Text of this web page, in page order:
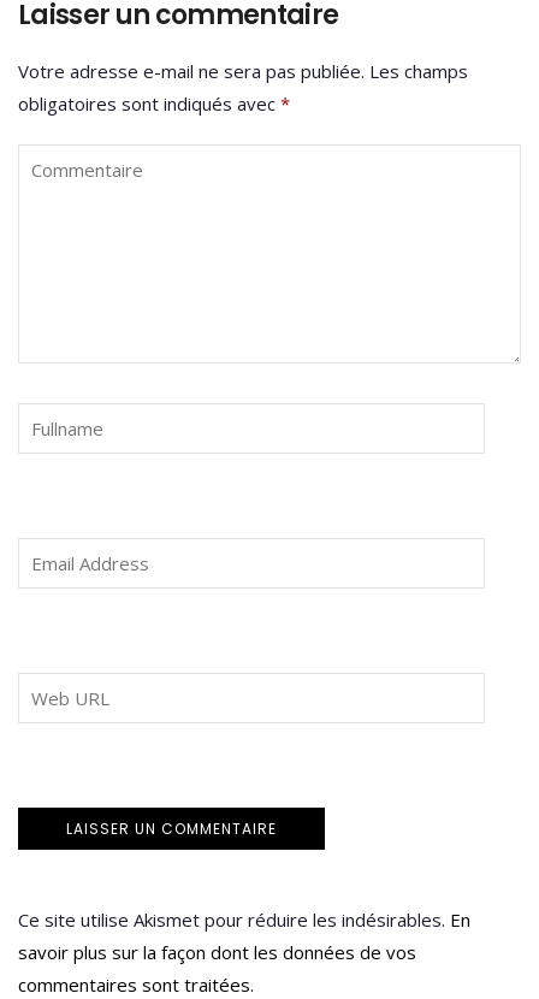
Laisser un commentaire
Votre adresse e-mail ne sera pas publiée. Les champs
obligatoires sont indiqués avec *
Ce site utilise Akismet pour réduire les indésirables. En
savoir plus sur la façon dont les données de vos
commentaires sont traitées.